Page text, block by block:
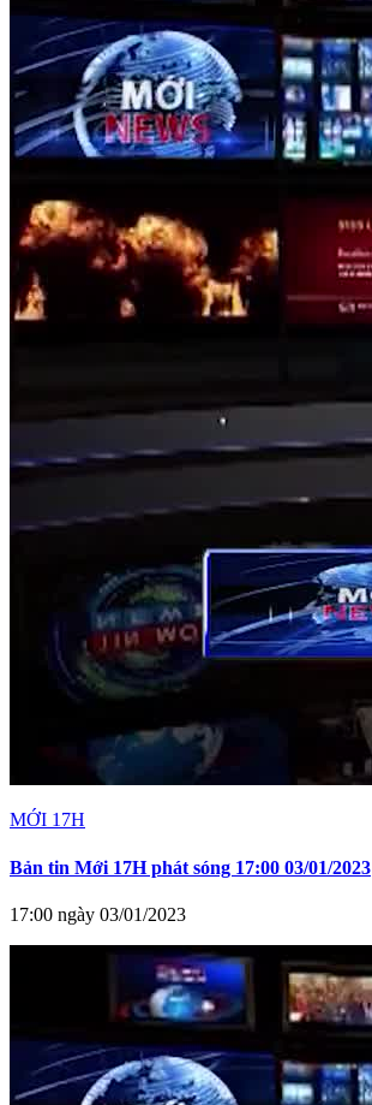
MỚI 17H
Bản tin Mới 17H phát sóng 17:00 03/01/2023
17:00 ngày 03/01/2023